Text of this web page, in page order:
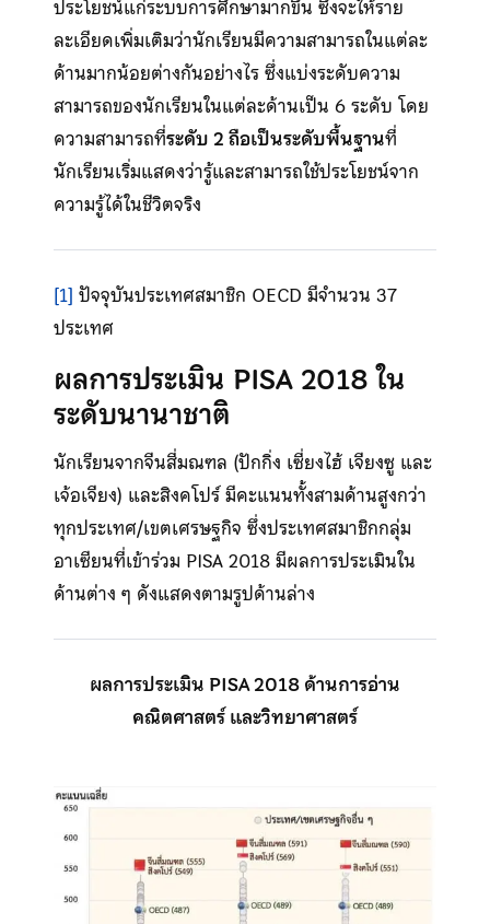
ประโยชน์แก่ระบบการศึกษามากขึ้น ซึ่งจะให้ราย
ละเอียดเพิ่มเติมว่านักเรียนมีความสามารถในแต่ละ
ด้านมากน้อยต่างกันอย่างไร ซึ่งแบ่งระดับความ
สามารถของนักเรียนในแต่ละด้านเป็น 6 ระดับ โดย
ความสามารถที่ระดับ 2 ถือเป็นระดับพื้นฐานที่
นักเรียนเริ่มแสดงว่ารู้และสามารถใช้ประโยชน์จาก
ความรู้ได้ในชีวิตจริง
[1] ปัจจุบันประเทศสมาชิก OECD มีจำนวน 37
ประเทศ
ผลการประเมิน PISA 2018 ใน
ระดับนานาชาติ
นักเรียนจากจีนสี่มณฑล (ปักกิ่ง เซี่ยงไฮ้ เจียงซู และ
เจ้อเจียง) และสิงคโปร์ มีคะแนนทั้งสามด้านสูงกว่า
ทุกประเทศ/เขตเศรษฐกิจ ซึ่งประเทศสมาชิกกลุ่ม
อาเซียนที่เข้าร่วม PISA 2018 มีผลการประเมินใน
ด้านต่าง ๆ ดังแสดงตามรูปด้านล่าง
ผลการประเมิน PISA 2018 ด้านการอ่าน
คณิตศาสตร์ และวิทยาศาสตร์